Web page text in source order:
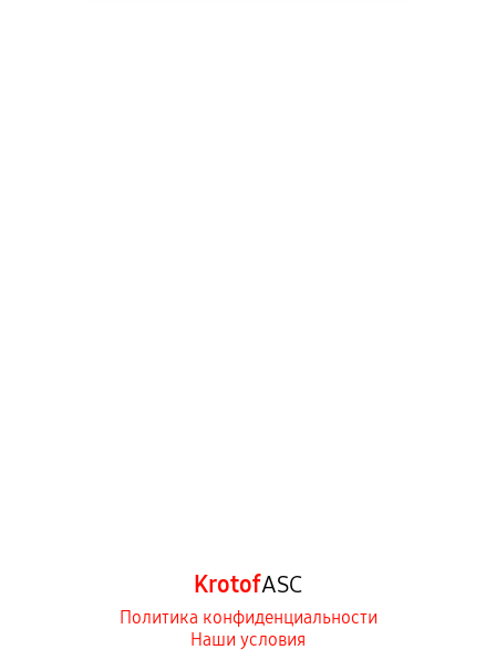
KrotofASC
Политика конфиденциальности
Наши условия